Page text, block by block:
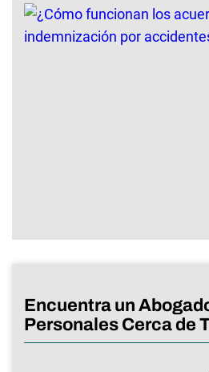
Encuentra un
Personales Cerca de